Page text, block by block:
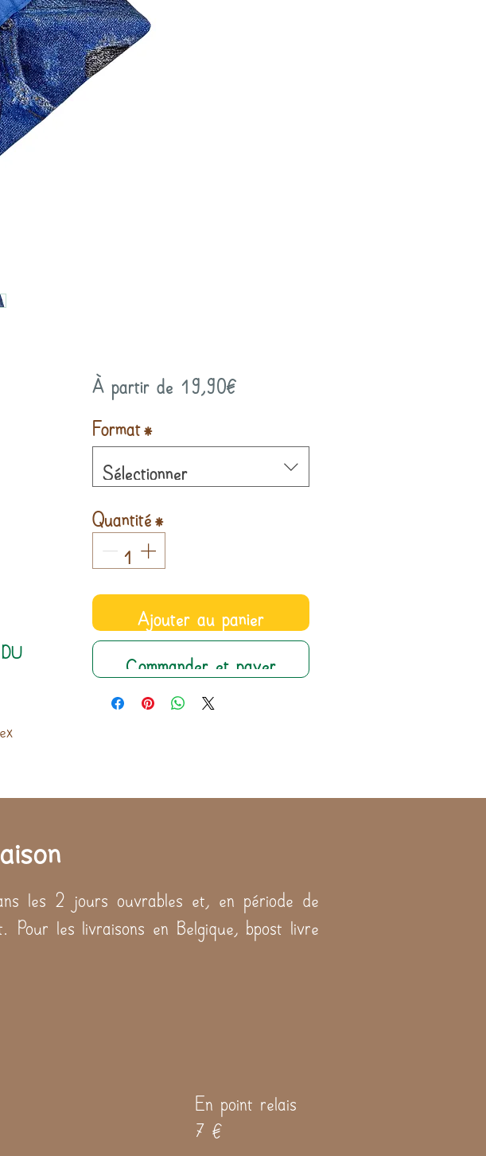
DU
À partir de 19,90€Prix
Format
Sélectionner
Quantité
Ajouter au panier
Commander et payer
les 2 jours ouvrables et, en période de
Pour les livraisons en Belgique, bpost livre
En point relais
7 €